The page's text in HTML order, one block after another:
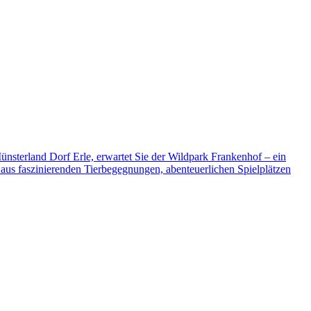
Dorf Erle, erwartet Sie der Wildpark Frankenhof – ein
faszinierenden Tierbegegnungen, abenteuerlichen Spielplätzen